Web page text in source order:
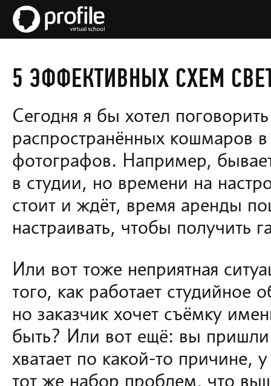
5 ЭФФЕКТИВНЫХ СХЕМ
Сегодня я бы хотел
распространённых кошмаров
фотографов. Например,
в студии, но времени на
стоит и ждёт, время аренды
настраивать, чтобы получить
Или вот тоже неприятная
того, как работает студийное
но заказчик хочет съёмку
быть? Или вот ещё: вы
хватает по какой-то причине,
тот же набор проблем, что